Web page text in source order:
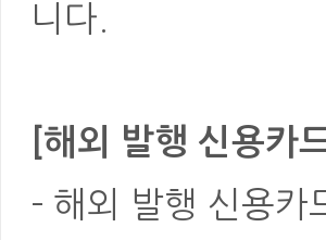
니다.
[해외 발행 신용카
- 해외 발행 신용카